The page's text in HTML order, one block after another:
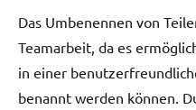
Das Umbenennen von
Teamarbeit, da es
in einer
benannt werden können.